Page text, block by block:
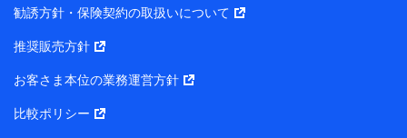
って、以下の提携代理店とお客様の個人データを共同利
用することがあります。
1. 共同利用する個人データの項目
氏名、生年月日、住所、メールアドレス、電話番号、個人の
勧誘方針・保険契約の取扱いについて
推奨販売方針
お客さま本位の業務運営方針
比較ポリシー